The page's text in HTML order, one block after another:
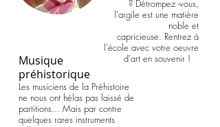
Musique
préhistorique
Les musiciens de la Préhistoire
ne nous ont hélas pas laissé de
partitions... Mais par contre
quelques rares instruments
? Détrompez -vous,
l'argile est une matière
noble et
capricieuse. Rentrez à
l'école avec votre oeuvre
d'art en souvenir !